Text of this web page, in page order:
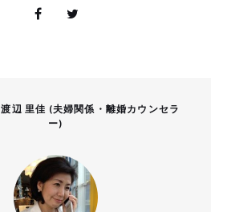
渡辺 里佳 (夫婦関係・離婚カウンセラ
ー)